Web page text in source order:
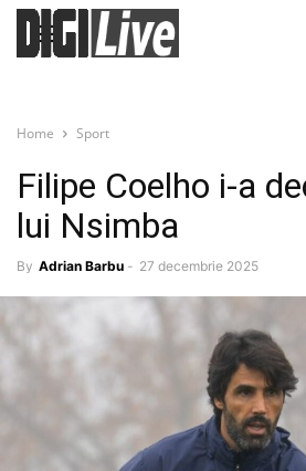
Home Sport
Filipe Coelho i-a
lui Nsimba
By Adrian Barbu - 27 decembrie 2025